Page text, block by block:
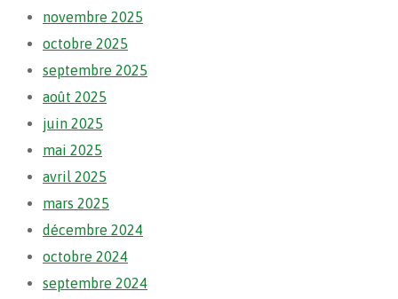
novembre 2025
octobre 2025
septembre 2025
août 2025
juin 2025
mai 2025
avril 2025
mars 2025
décembre 2024
octobre 2024
septembre 2024